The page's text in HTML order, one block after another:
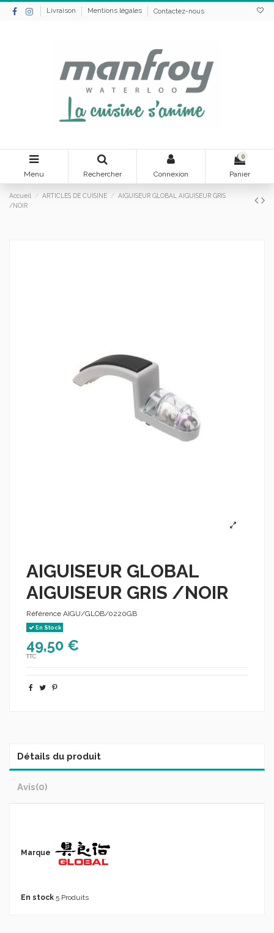
Livraison Mentions légales Contactez-nous
Menu Rechercher Connexion
0
Panier
Accueil ARTICLES DE CUISINE
AIGUISEUR GLOBAL AIGUISEUR GRIS
/NOIR
AIGUISEUR GLOBAL
AIGUISEUR GRIS /NOIR
Référence AIGU/GLOB/0220GB
En Stock
49,50 €
TTC
Détails du produit
Avis(0)
Marque
En stock 5 Produits